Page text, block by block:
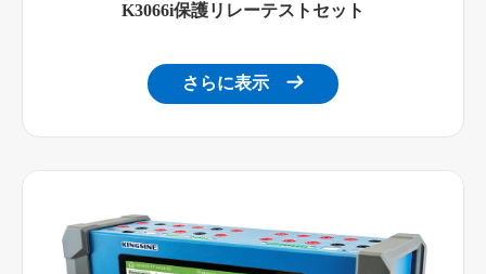
K3066i保護リレーテストセット
さらに表示 